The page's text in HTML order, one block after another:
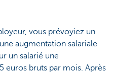
vous prévoyiez un
augmentation salariale
un salarié une
euros bruts par mois. Après